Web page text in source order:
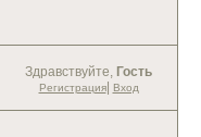
Здравствуйте, Гость
Регистрация| Вход